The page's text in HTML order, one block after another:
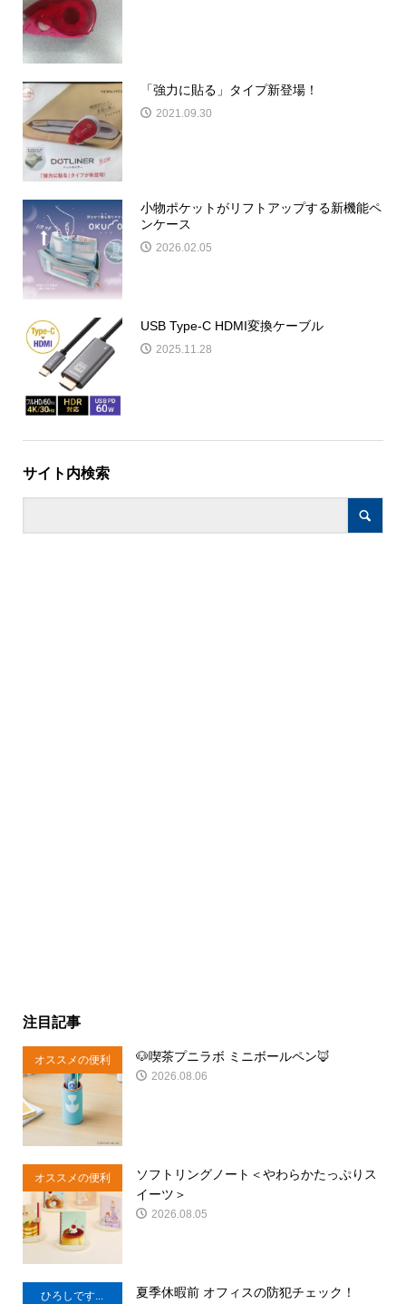
「強力に貼る」タイプ新登場！
2021.09.30
小物ポケットがリフトアップする新機能ペ
ンケース
2026.02.05
USB Type-C HDMI変換ケーブル
2025.11.28
サイト内検索
注目記事
オススメの便利
商品
🐶喫茶プニラボ ミニボールペン🦊
2026.08.06
オススメの便利
商品
ソフトリングノート＜やわらかたっぷりス
イーツ＞
2026.08.05
ひろしです... 夏季休暇前 オフィスの防犯チェック！